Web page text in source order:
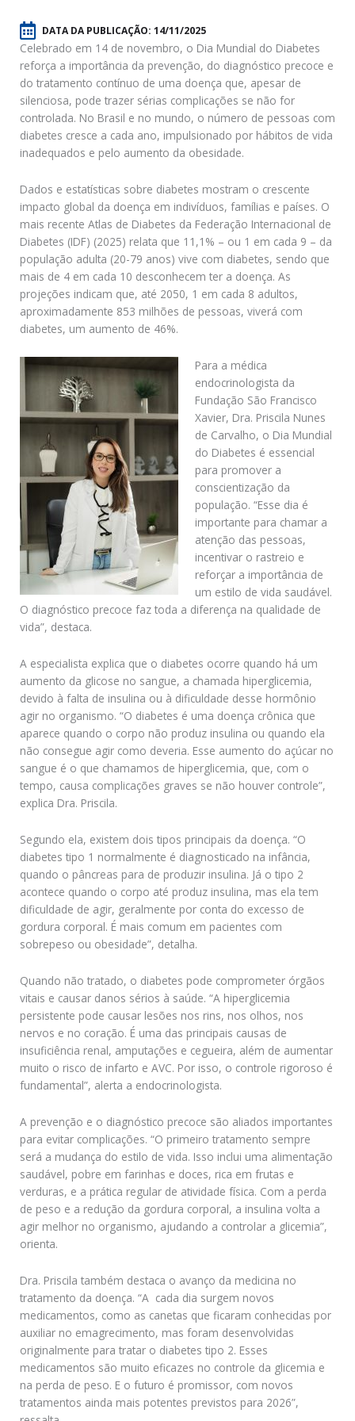
DATA DA PUBLICAÇÃO: 14/11/2025
Celebrado em 14 de novembro, o Dia Mundial do Diabetes
reforça a importância da prevenção, do diagnóstico precoce e
do tratamento contínuo de uma doença que, apesar de
silenciosa, pode trazer sérias complicações se não for
controlada. No Brasil e no mundo, o número de pessoas com
diabetes cresce a cada ano, impulsionado por hábitos de vida
inadequados e pelo aumento da obesidade.
Dados e estatísticas sobre diabetes mostram o crescente
impacto global da doença em indivíduos, famílias e países. O
mais recente Atlas de Diabetes da Federação Internacional de
Diabetes (IDF) (2025) relata que 11,1% – ou 1 em cada 9 – da
população adulta (20-79 anos) vive com diabetes, sendo que
mais de 4 em cada 10 desconhecem ter a doença. As
projeções indicam que, até 2050, 1 em cada 8 adultos,
aproximadamente 853 milhões de pessoas, viverá com
diabetes, um aumento de 46%.
Para a médica
endocrinologista da
Fundação São Francisco
Xavier, Dra. Priscila Nunes
de Carvalho, o Dia Mundial
do Diabetes é essencial
para promover a
conscientização da
população. “Esse dia é
importante para chamar a
atenção das pessoas,
incentivar o rastreio e
reforçar a importância de
um estilo de vida saudável.
O diagnóstico precoce faz toda a diferença na qualidade de
vida”, destaca.
A especialista explica que o diabetes ocorre quando há um
aumento da glicose no sangue, a chamada hiperglicemia,
devido à falta de insulina ou à dificuldade desse hormônio
agir no organismo. “O diabetes é uma doença crônica que
aparece quando o corpo não produz insulina ou quando ela
não consegue agir como deveria. Esse aumento do açúcar no
sangue é o que chamamos de hiperglicemia, que, com o
tempo, causa complicações graves se não houver controle”,
explica Dra. Priscila.
Segundo ela, existem dois tipos principais da doença. “O
diabetes tipo 1 normalmente é diagnosticado na infância,
quando o pâncreas para de produzir insulina. Já o tipo 2
acontece quando o corpo até produz insulina, mas ela tem
dificuldade de agir, geralmente por conta do excesso de
gordura corporal. É mais comum em pacientes com
sobrepeso ou obesidade”, detalha.
Quando não tratado, o diabetes pode comprometer órgãos
vitais e causar danos sérios à saúde. “A hiperglicemia
persistente pode causar lesões nos rins, nos olhos, nos
nervos e no coração. É uma das principais causas de
insuficiência renal, amputações e cegueira, além de aumentar
muito o risco de infarto e AVC. Por isso, o controle rigoroso é
fundamental”, alerta a endocrinologista.
A prevenção e o diagnóstico precoce são aliados importantes
para evitar complicações. “O primeiro tratamento sempre
será a mudança do estilo de vida. Isso inclui uma alimentação
saudável, pobre em farinhas e doces, rica em frutas e
verduras, e a prática regular de atividade física. Com a perda
de peso e a redução da gordura corporal, a insulina volta a
agir melhor no organismo, ajudando a controlar a glicemia”,
orienta.
Dra. Priscila também destaca o avanço da medicina no
tratamento da doença. “A cada dia surgem novos
medicamentos, como as canetas que ficaram conhecidas por
auxiliar no emagrecimento, mas foram desenvolvidas
originalmente para tratar o diabetes tipo 2. Esses
medicamentos são muito eficazes no controle da glicemia e
na perda de peso. E o futuro é promissor, com novos
tratamentos ainda mais potentes previstos para 2026”,